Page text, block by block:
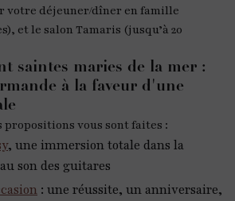
votre déjeuner/dîner en famille
et le salon Tamaris (jusqu’à 20
saintes maries de la mer :
à la faveur d'une
vous sont faites :
, une immersion totale dans la
son des guitares
: une réussite, un anniversaire,